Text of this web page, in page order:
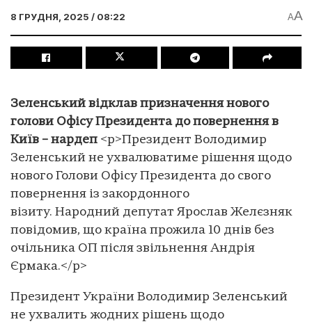
8 ГРУДНЯ, 2025 / 08:22 AA
Зеленський відклав призначення нового
голови Офісу Президента до повернення в
Київ – нардеп <p>Президент Володимир
Зеленський не ухвалюватиме рішення щодо
нового Голови Офісу Президента до свого
повернення із закордонного
візиту. Народний депутат Ярослав Желєзняк
повідомив, що країна прожила 10 днів без
очільника ОП після звільнення Андрія
Єрмака.</p>
Президент України Володимир Зеленський
не ухвалить жодних рішень щодо